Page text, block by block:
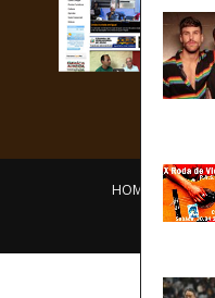
HOME EQUIPE
///